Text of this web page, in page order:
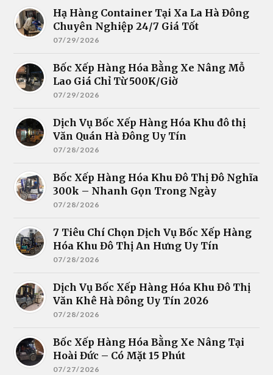
Hạ Hàng Container Tại Xa La Hà Đông
Chuyên Nghiệp 24/7 Giá Tốt
07/29/2026
Bốc Xếp Hàng Hóa Bằng Xe Nâng Mỗ
Lao Giá Chỉ Từ 500K/Giờ
07/29/2026
Dịch Vụ Bốc Xếp Hàng Hóa Khu đô thị
Văn Quán Hà Đông Uy Tín
07/28/2026
Bốc Xếp Hàng Hóa Khu Đô Thị Đô Nghĩa
300k – Nhanh Gọn Trong Ngày
07/28/2026
7 Tiêu Chí Chọn Dịch Vụ Bốc Xếp Hàng
Hóa Khu Đô Thị An Hưng Uy Tín
07/28/2026
Dịch Vụ Bốc Xếp Hàng Hóa Khu Đô Thị
Văn Khê Hà Đông Uy Tín 2026
07/28/2026
Bốc Xếp Hàng Hóa Bằng Xe Nâng Tại
Hoài Đức – Có Mặt 15 Phút
07/27/2026